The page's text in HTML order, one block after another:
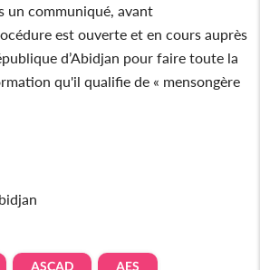
un communiqué, avant
est ouverte et en cours auprès
d’Abidjan pour faire toute la
qu'il qualifie de « mensongère
ASCAD AES